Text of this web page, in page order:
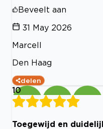
Beveelt aan
31 May 2026
Marcell
Den Haag
delen
10
Toegewijd en